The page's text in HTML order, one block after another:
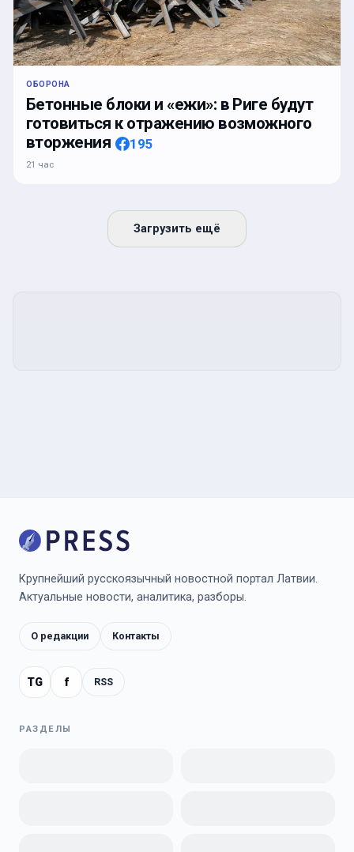
ОБОРОНА
Бетонные блоки и «ежи»: в Риге будут
готовиться к отражению возможного
вторжения
195
21 час
Загрузить ещё
Крупнейший русскоязычный новостной портал Латвии.
Актуальные новости, аналитика, разборы.
О редакции Контакты
TG f RSS
РАЗДЕЛЫ